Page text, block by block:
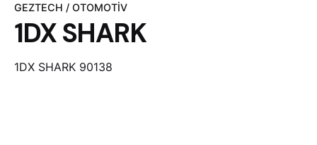
GEZTECH / OTOMOTIV
1DX SHARK
1DX SHARK 90138